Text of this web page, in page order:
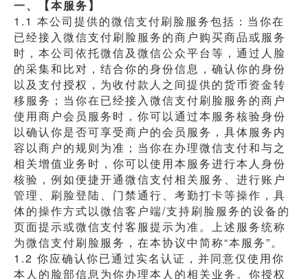
一、【本服务】
1.1 本公司提供的微信支付刷脸服务包括：当你在
已经接入微信支付刷脸服务的商户购买商品或服务
时，本公司依托微信及微信公众平台等，通过人脸
的采集和比对，结合你的身份信息，确认你的身份
以及支付授权，为收付款人之间提供的货币资金转
移服务；当你在已经接入微信支付刷脸服务的商户
使用商户会员服务时，你可以通过本服务核验身份
以确认你是否可享受商户的会员服务，具体服务内
容以商户的规则为准；当你在办理微信支付和与之
相关增值业务时，你可以使用本服务进行本人身份
核验，例如便捷开通微信支付相关服务、进行账户
管理、刷脸登陆、门禁通行、考勤打卡等操作，具
体的操作方式以微信客户端/支持刷脸服务的设备的
页面提示或微信支付客服提示为准。上述服务统称
为微信支付刷脸服务，在本协议中简称“本服务”。
1.2 你应确认你已通过实名认证，并同意仅使用你
本人的脸部信息为你办理本人的相关业务。你授权